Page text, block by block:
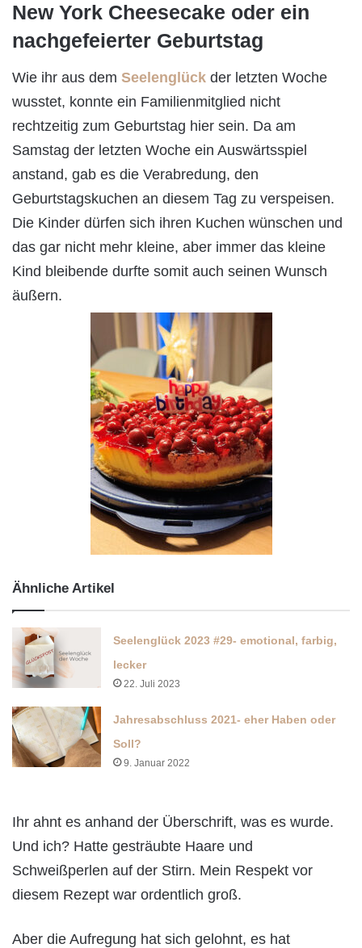
New York Cheesecake oder ein
nachgefeierter Geburtstag
Wie ihr aus dem Seelenglück der letzten Woche
wusstet, konnte ein Familienmitglied nicht
rechtzeitig zum Geburtstag hier sein. Da am
Samstag der letzten Woche ein Auswärtsspiel
anstand, gab es die Verabredung, den
Geburtstagskuchen an diesem Tag zu verspeisen.
Die Kinder dürfen sich ihren Kuchen wünschen und
das gar nicht mehr kleine, aber immer das kleine
Kind bleibende durfte somit auch seinen Wunsch
äußern.
Ähnliche Artikel
Seelenglück 2023 #29- emotional, farbig,
lecker
22. Juli 2023
Jahresabschluss 2021- eher Haben oder
Soll?
9. Januar 2022
Ihr ahnt es anhand der Überschrift, was es wurde.
Und ich? Hatte gesträubte Haare und
Schweißperlen auf der Stirn. Mein Respekt vor
diesem Rezept war ordentlich groß.
Aber die Aufregung hat sich gelohnt, es hat